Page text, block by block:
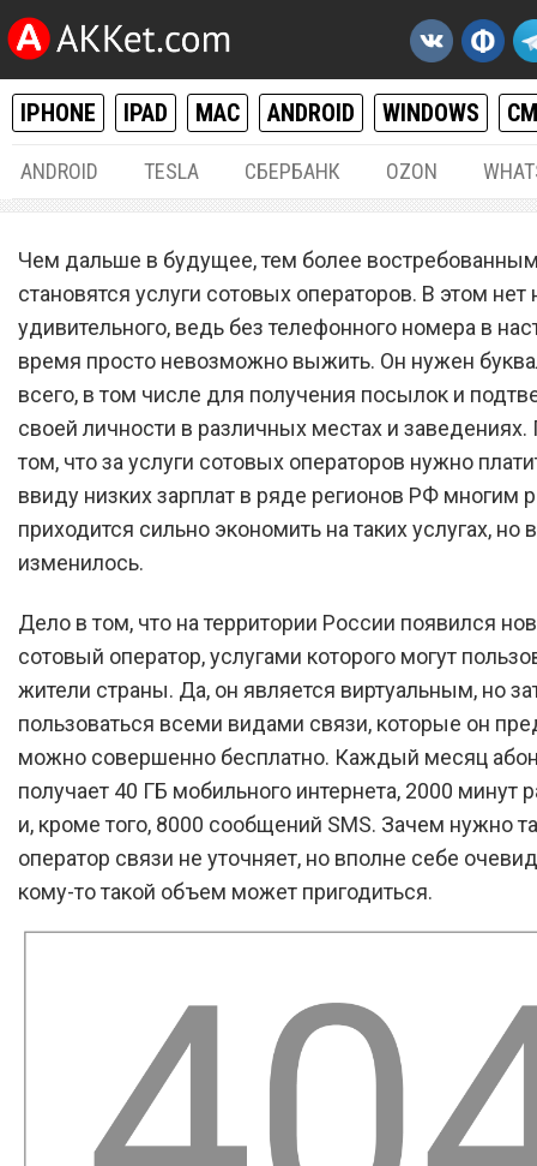
IPHONE IPAD MAC ANDROID WINDOWS
ANDROID TESLA СБЕРБАНК OZON
Новый сотовый оператор
запустил бесплатный
план с 40 ГБ мобильного
интернета и 2000
разговоров
Чем дальше в будущее, тем более
становятся услуги сотовых операторов. В этом нет
удивительного, ведь без телефонного номера в
время просто невозможно выжить. Он нужен
всего, в том числе для получения посылок и
своей личности в различных местах и
том, что за услуги сотовых операторов нужно
ввиду низких зарплат в ряде регионов РФ многим
приходится сильно экономить на таких услугах, но
изменилось.
Дело в том, что на территории России появился
сотовый оператор, услугами которого могут
жители страны. Да, он является виртуальным, но
пользоваться всеми видами связи, которые он
можно совершенно бесплатно. Каждый месяц
получает 40 ГБ мобильного интернета, 2000 минут
и, кроме того, 8000 сообщений SMS. Зачем нужно
оператор связи не уточняет, но вполне себе
кому-то такой объем может пригодиться.